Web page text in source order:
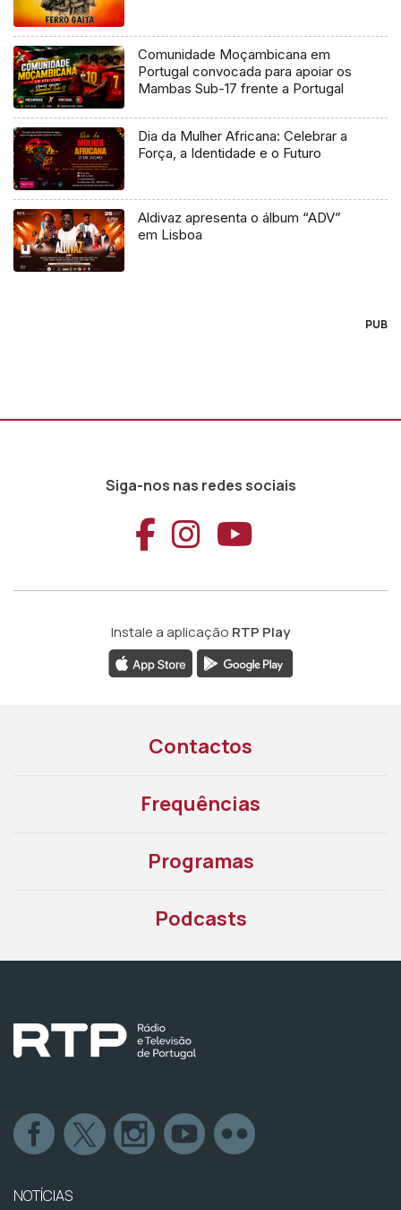
Comunidade Moçambicana em
Portugal convocada para apoiar os
Mambas Sub-17 frente a Portugal
Dia da Mulher Africana: Celebrar a
Força, a Identidade e o Futuro
Aldivaz apresenta o álbum “ADV”
em Lisboa
PUB
Siga-nos nas redes sociais
Aceder ao
Aceder ao
Aceder
Instale a aplicação RTP Play
Contactos
Frequências
Programas
Podcasts
NOTÍCIAS